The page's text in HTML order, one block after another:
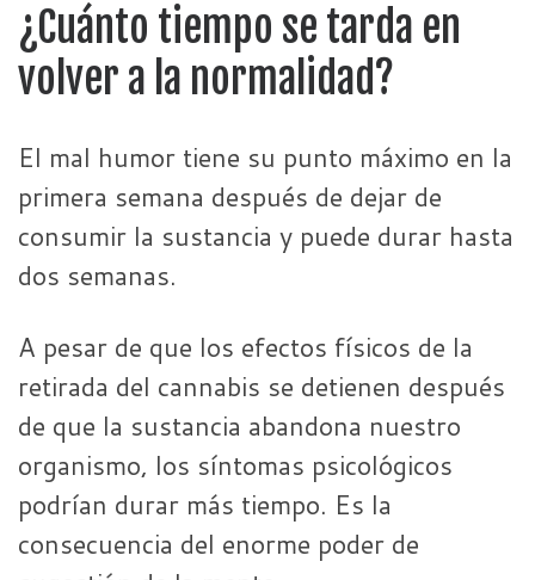
¿Cuánto tiempo se tarda en
volver a la normalidad?
El mal humor tiene su punto máximo en la
primera semana después de dejar de
consumir la sustancia y puede durar hasta
dos semanas.
A pesar de que los efectos físicos de la
retirada del cannabis se detienen después
de que la sustancia abandona nuestro
organismo, los síntomas psicológicos
podrían durar más tiempo. Es la
consecuencia del enorme poder de